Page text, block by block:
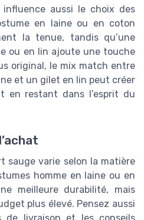
aussi le choix des
en laine ou en coton
la tenue, tandis qu’une
ou en lin ajoute une touche
original, le mix match entre
et un gilet en lin peut créer
en restant dans l’esprit du
sauge varie selon la matière
homme en laine ou en
meilleure durabilité, mais
plus élevé. Pensez aussi
de livraison et les conseils